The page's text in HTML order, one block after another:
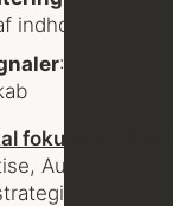
indhold
: Tydelig
fokusere på E-
Autoritet og
for digital